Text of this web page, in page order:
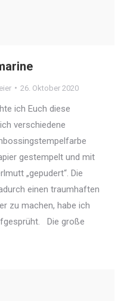
26. Oktober 2020
ich Euch diese
verschiedene
gestempelt und mit
„gepudert“. Die
einen traumhaften
zu machen, habe ich
Die große